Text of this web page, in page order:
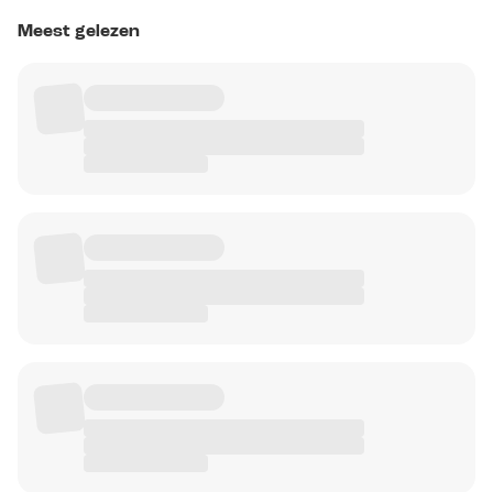
Meest gelezen